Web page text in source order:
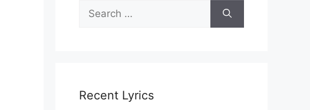
Search
for:
Recent Lyrics